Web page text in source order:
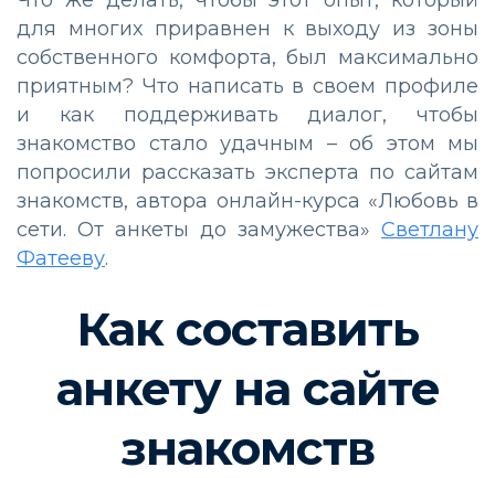
для многих приравнен к выходу из зоны
собственного комфорта, был максимально
приятным? Что написать в своем профиле
и как поддерживать диалог, чтобы
знакомство стало удачным – об этом мы
попросили рассказать эксперта по сайтам
знакомств, автора онлайн-курса «Любовь в
сети. От анкеты до замужества» Светлану
Фатееву.
Как составить
анкету на сайте
знакомств